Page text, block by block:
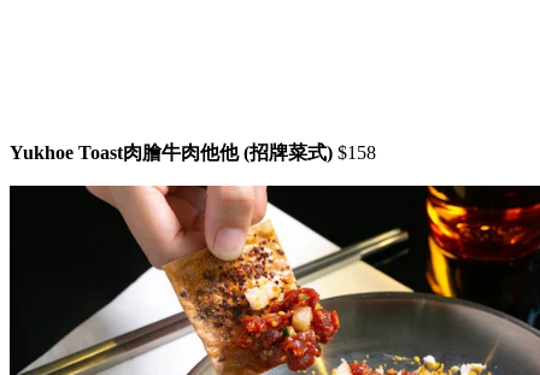
Yukhoe Toast肉膾牛肉他他 (招牌菜式) $158